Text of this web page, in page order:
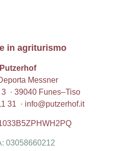
in agriturismo
Putzerhof
Messner
· 39040 Funes–Tiso
31 · info@putzerhof.it
03058660212